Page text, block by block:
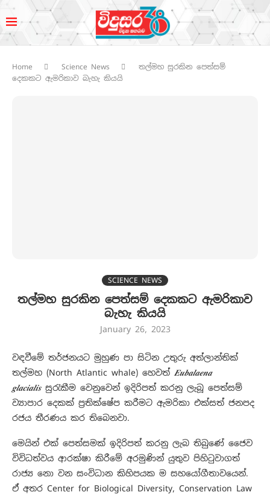
Home Science News
තල්මහ සුරකින පෙත්සම්
දෙකකට ඇමරිකාව බැහැ කියයි
SCIENCE NEWS
තල්මහ සුරකින පෙත්සම් දෙකකට ඇමරිකාව
බැහැ කියයි
January 26, 2023
වඳවීමේ තර්ජනයට මුහුණ පා සිටින උතුරු අත්ලාන්තික්
තල්මහ (North Atlantic whale) හෙවත් 𝑬𝒖𝒃𝒂𝒍𝒂𝒆𝒏𝒂
𝒈𝒍𝒂𝒄𝒊𝒂𝒍𝒊𝒔සුරැකීම වෙනුවෙන් ඉදිරිපත් කරනු ලැබූ පෙත්සම්
ව්‍යාපාර දෙකක් ප්‍රතික්ෂේප කරීමට ඇමරිකා එක්සත් ජනපද
රජය තීරණය කර තිබෙනවා.
මෙයින් එක් පෙත්සමක් ඉදිරිපත් කරනු ලැබ තිබුණේ ජෛව
විවිධත්වය ආරක්ෂා කිරීමේ අරමුණින් යුතුව පිහිටුවාගත්
රාජ්‍ය නො වන සංවිධාන කිහිපයක ම සහයෝගීතාවයෙන්.
ඒ අතර Center for Biological Diversity, Conservation Law